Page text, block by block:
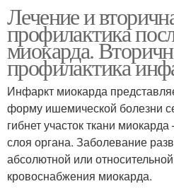
Лечение и
профилактика
миокарда.
профилактика
Инфаркт миокарда
форму ишемической болезни
гибнет участок ткани
слоя органа. Заболевание
абсолютной или
кровоснабжения миокарда.